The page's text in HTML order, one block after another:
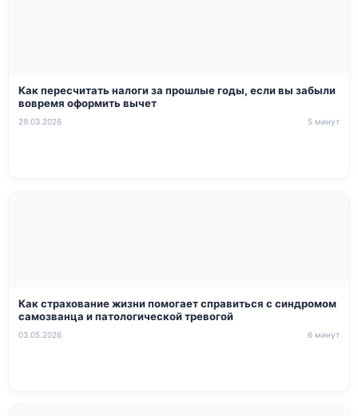
Как пересчитать налоги за прошлые годы, если вы забыли
вовремя оформить вычет
29.03.2026 5 минут
Как страхование жизни помогает справиться с синдромом
самозванца и патологической тревогой
03.05.2026 6 минут